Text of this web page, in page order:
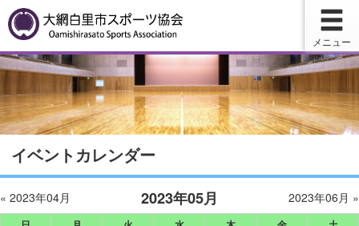
メニュー
イベントカレンダー
« 2023年04月 2023年05月 2023年06月 »